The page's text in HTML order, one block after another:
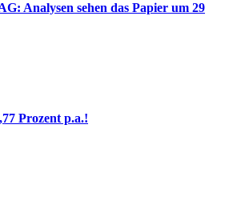
Analysen sehen das Papier um 29
Prozent p.a.!